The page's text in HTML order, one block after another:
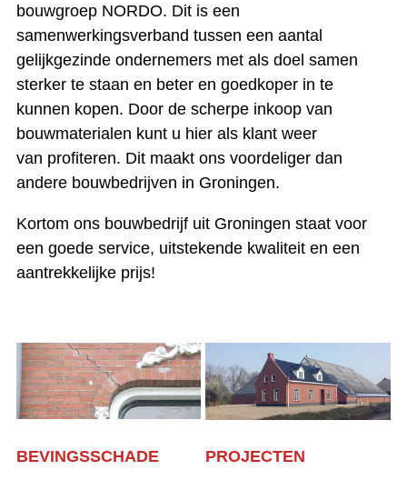
bouwgroep NORDO. Dit is een
samenwerkingsverband tussen een aantal
gelijkgezinde ondernemers met als doel samen
sterker te staan en beter en goedkoper in te
kunnen kopen. Door de scherpe inkoop van
bouwmaterialen kunt u hier als klant weer
van profiteren. Dit maakt ons voordeliger dan
andere bouwbedrijven in Groningen.
Kortom ons bouwbedrijf uit Groningen staat voor
een goede service, uitstekende kwaliteit en een
aantrekkelijke prijs!
BEVINGSSCHADE PROJECTEN